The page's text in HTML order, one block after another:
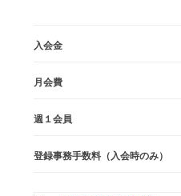
入会金
月会費
週１会員
登録事務手数料（入会時のみ）